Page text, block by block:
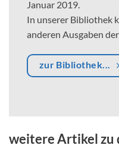
Januar 2019.
In unserer Bibliothek
anderen Ausgaben
zur Bibliothek...
weitere Artikel zu